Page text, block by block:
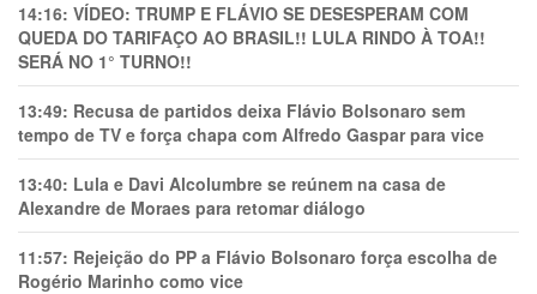
14:16: VÍDEO: TRUMP E FLÁVIO SE DESESPERAM COM
QUEDA DO TARIFAÇO AO BRASIL!! LULA RINDO À TOA!!
SERÁ NO 1° TURNO!!
13:49: Recusa de partidos deixa Flávio Bolsonaro sem
tempo de TV e força chapa com Alfredo Gaspar para vice
13:40: Lula e Davi Alcolumbre se reúnem na casa de
Alexandre de Moraes para retomar diálogo
11:57: Rejeição do PP a Flávio Bolsonaro força escolha de
Rogério Marinho como vice